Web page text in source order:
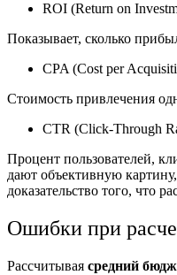
ROI (Return on
Показывает, сколько
CPA (Cost per
Стоимость привлечения
CTR (Click-Through
Процент пользователей,
дают объективную
доказательство того, что
Ошибки при
Рассчитывая средний